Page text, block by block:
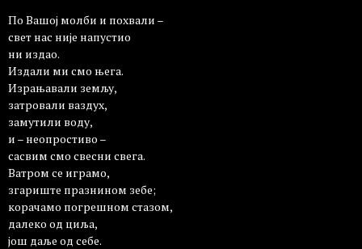
По Вашој молби и похвали –
свет нас није напустио
ни издао.
Издали ми смо њега.
Израњавали земљу,
затровали ваздух,
замутили воду,
и – неопростиво –
сасвим смо свесни свега.
Ватром се играмо,
згариште празнином зебе;
корачамо погрешном стазом,
далеко од циља,
још даље од себе.